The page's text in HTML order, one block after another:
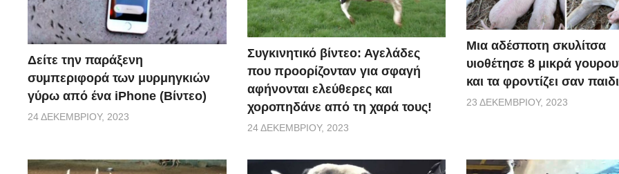
Δείτε την παράξενη
συμπεριφορά των μυρμηγκιών
γύρω από ένα iPhone (Βίντεο)
24 ΔΕΚΕΜΒΡΊΟΥ, 2023
Συγκινητικό βίντεο: Αγελάδες
που προορίζονταν για σφαγή
αφήνονται ελεύθερες και
χοροπηδάνε από τη χαρά τους!
24 ΔΕΚΕΜΒΡΊΟΥ, 2023
Μια αδέσποτη σκυλίτσα
υιοθέτησε 8 μικρά
και τα φροντίζει σαν
23 ΔΕΚΕΜΒΡΊΟΥ, 2023